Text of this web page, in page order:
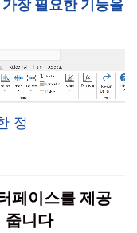
가장 필요한 기능을
정
페이스를 제공
줍니다